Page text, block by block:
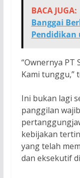
BACA JUGA:
Banggai
Pendidikan
“Ownernya PT
Kami tunggu,”
Ini bukan lagi
panggilan
kebijakan
yang telah
dan eksekutif